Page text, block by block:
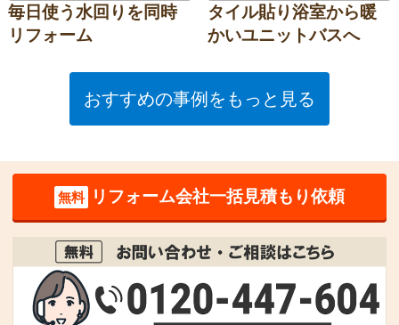
毎日使う水回りを同時
リフォーム
タイル貼り浴室から暖
かいユニットバスへ
おすすめの事例をもっと見る
無料 リフォーム会社一括見積もり依頼